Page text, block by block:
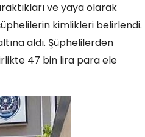
ve yaya olarak
kimlikleri belirlendi.
aldı. Şüphelilerden
47 bin lira para ele